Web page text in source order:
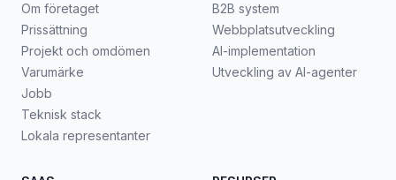
Om företaget
Prissättning
Projekt och omdömen
Varumärke
Jobb
Teknisk stack
Lokala representanter
B2B system
Webbplatsutveckling
AI-implementation
Utveckling av AI-agenter